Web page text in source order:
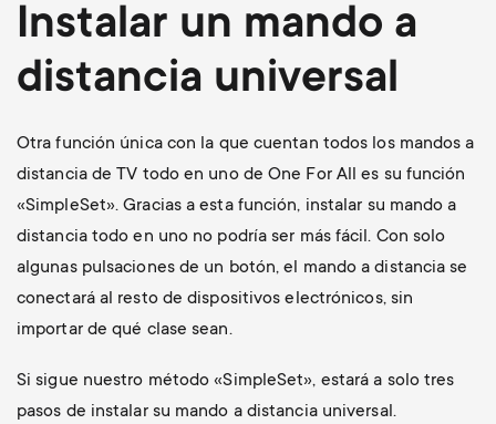
Instalar un mando a
distancia universal
Otra función única con la que cuentan todos los mandos a
distancia de TV todo en uno de One For All es su función
«SimpleSet». Gracias a esta función, instalar su mando a
distancia todo en uno no podría ser más fácil. Con solo
algunas pulsaciones de un botón, el mando a distancia se
conectará al resto de dispositivos electrónicos, sin
importar de qué clase sean.
Si sigue nuestro método «SimpleSet», estará a solo tres
pasos de instalar su mando a distancia universal.